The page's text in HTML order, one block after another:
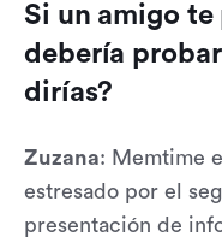
Si un amigo
debería
dirías?
Zuzana: Memtime
estresado por el
presentación de